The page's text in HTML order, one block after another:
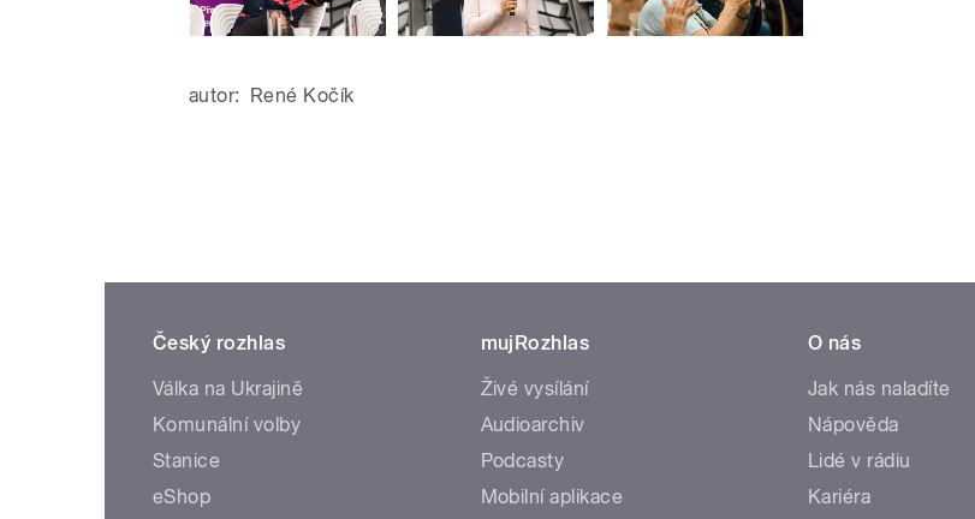
autor: René Kočík
Český rozhlas
Válka na Ukrajině
Komunální volby
Stanice
eShop
mujRozhlas
Živé vysílání
Audioarchiv
Podcasty
Mobilní aplikace
O nás
Jak nás naladíte
Nápověda
Lidé v rádiu
Kariéra